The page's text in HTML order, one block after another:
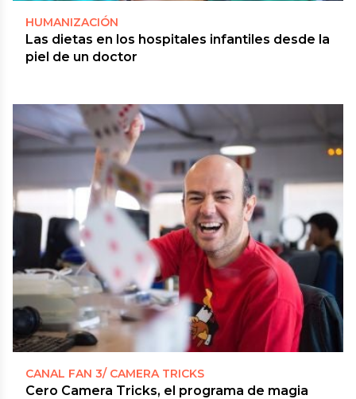
HUMANIZACIÓN
Las dietas en los hospitales infantiles desde la
piel de un doctor
CANAL FAN 3/ CAMERA TRICKS
Cero Camera Tricks, el programa de magia